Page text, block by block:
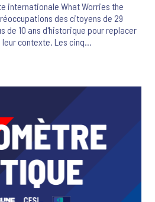
internationale What Worries the
des citoyens de 29
de 10 ans d'historique pour replacer
contexte. Les cinq
climatique, l'inflation, le